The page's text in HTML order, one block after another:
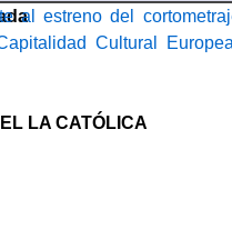
al estreno del
Cultural
LA CATÓLICA